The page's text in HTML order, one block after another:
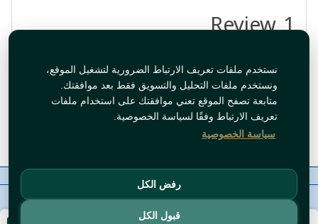
نستخدم ملفات تعريف الارتباط الضرورية لتشغيل الموقع،
ونستخدم ملفات التحليل والتسويق فقط بعد موافقتك.
متابعة تصفح الموقع تعني موافقتك على استخدام ملفات
تعريف الارتباط وفقًا لسياسة الخصوصية.
سياسة الخصوصية
رفض الكل
قبول الكل
1 Review
جيد
By:Abeer
Jul 18, 2024 10:58:53 AM
معلومات عنا
حقوق النشر©Tawfeer 2018-2026